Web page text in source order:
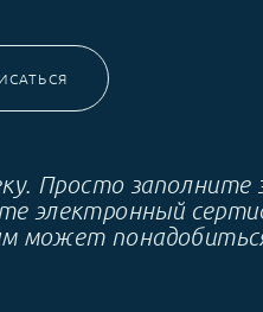
Просто заполните
может